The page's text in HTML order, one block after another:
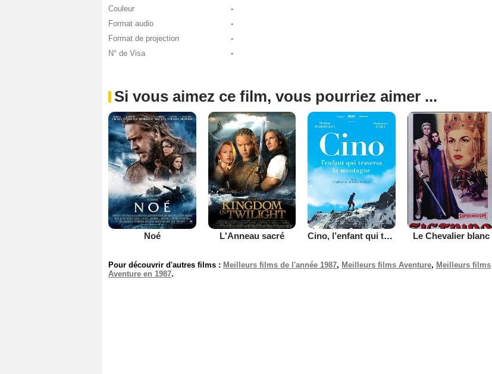
Couleur
-
Format audio
-
Format de projection
-
N° de Visa
-
Si vous aimez ce film, vous pourriez aimer ...
Noé L'Anneau sacré Cino, l’enfant qui traversa la montagne Le Chevalier blanc
Pour découvrir d'autres films : Meilleurs films de l'année 1987, Meilleurs films Aventure, Meilleurs films
Aventure en 1987.